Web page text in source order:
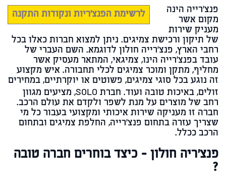
לרשימת הפנצ'ריות ונקודות התקנה
פנצ'רייה הינה
מקום אשר
מעניק שירות
של תיקון ורכישת צמיגים. ניתן למצוא חברות כאלו בכל
רחבי הארץ, פנצ'רייה חולון לדוגמא. השם העברי של
עובד בפנצ'רייה הינו, צמיגאי, המתאר מעסיק אשר
מחליף, מתקן ומוכר צמיגים לכלי תחבורה. איש מקצוע
זה נוגע בכל סוגי צמיגים, פשוטים או יוקרתיים, במחירים
זולים, באיכות טובה ועוד. חברת SOLO, מציעים מגוון
רחב של מוצרים על מנת לשפר ולקדם את עולם הרכב.
חברה זו מעניקה שירות איכותי ומקצועי בעבור כל מי
שצריך עזרה בתחום פנצ'רייה, החלפת צמיגים ובתחום
הרכב ככלל.
פנצ'ריה חולון – כיצד בוחרים חברה טובה
?